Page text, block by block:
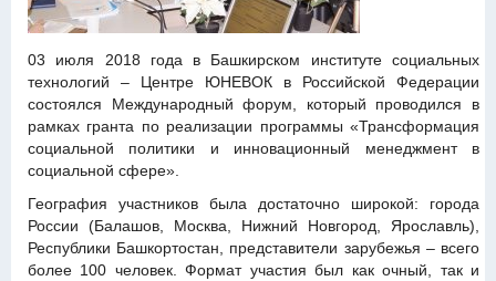
03 июля 2018 года в Башкирском институте социальных
технологий – Центре ЮНЕВОК в Российской Федерации
состоялся Международный форум, который проводился в
рамках гранта по реализации программы «Трансформация
социальной политики и инновационный менеджмент в
социальной сфере».
География участников была достаточно широкой: города
России (Балашов, Москва, Нижний Новгород, Ярославль),
Республики Башкортостан, представители зарубежья – всего
более 100 человек. Формат участия был как очный, так и